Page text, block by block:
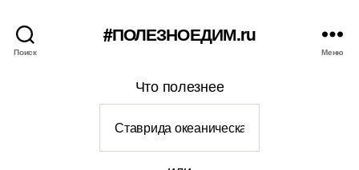
Поиск
#ПОЛЕЗНОЕДИМ.ru
Меню
Что полезнее